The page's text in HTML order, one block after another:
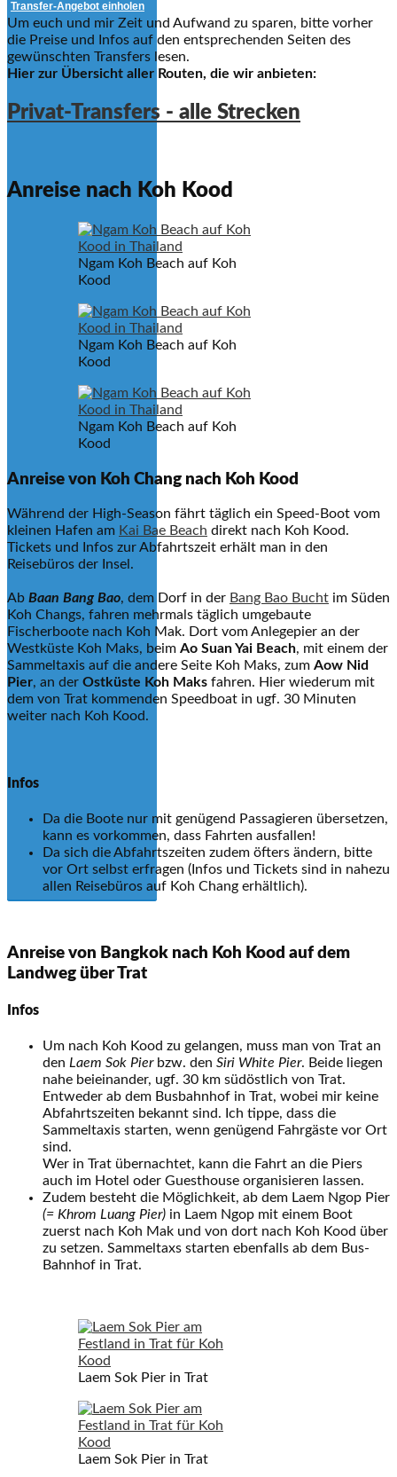
Transfer-Angebot einholen
Um euch und mir Zeit und Aufwand zu sparen, bitte vorher
die Preise und Infos auf den entsprechenden Seiten des
gewünschten Transfers lesen.
Hier zur Übersicht aller Routen, die wir anbieten:
Privat-Transfers - alle Strecken
Anreise nach Koh Kood
Ngam Koh Beach auf Koh
Kood
Ngam Koh Beach auf Koh
Kood
Ngam Koh Beach auf Koh
Kood
Anreise von Koh Chang nach Koh Kood
Während der High-Season fährt täglich ein Speed-Boot vom
kleinen Hafen am Kai Bae Beach direkt nach Koh Kood.
Tickets und Infos zur Abfahrtszeit erhält man in den
Reisebüros der Insel.
Ab Baan Bang Bao, dem Dorf in der Bang Bao Bucht im Süden
Koh Changs, fahren mehrmals täglich umgebaute
Fischerboote nach Koh Mak. Dort vom Anlegepier an der
Westküste Koh Maks, beim Ao Suan Yai Beach, mit einem der
Sammeltaxis auf die andere Seite Koh Maks, zum Aow Nid
Pier, an der Ostküste Koh Maks fahren. Hier wiederum mit
dem von Trat kommenden Speedboat in ugf. 30 Minuten
weiter nach Koh Kood.
Infos
Da die Boote nur mit genügend Passagieren übersetzen,
kann es vorkommen, dass Fahrten ausfallen!
Da sich die Abfahrtszeiten zudem öfters ändern, bitte
vor Ort selbst erfragen (Infos und Tickets sind in nahezu
allen Reisebüros auf Koh Chang erhältlich).
Anreise von Bangkok nach Koh Kood auf dem
Landweg über Trat
Infos
Um nach Koh Kood zu gelangen, muss man von Trat an
den Laem Sok Pierbzw. den Siri White Pier. Beide liegen
nahe beieinander, ugf. 30 km südöstlich von Trat.
Entweder ab dem Busbahnhof in Trat, wobei mir keine
Abfahrtszeiten bekannt sind. Ich tippe, dass die
Sammeltaxis starten, wenn genügend Fahrgäste vor Ort
sind.
Wer in Trat übernachtet, kann die Fahrt an die Piers
auch im Hotel oder Guesthouse organisieren lassen.
Zudem besteht die Möglichkeit, ab dem Laem Ngop Pier
(= Khrom Luang Pier) in Laem Ngop mit einem Boot
zuerst nach Koh Mak und von dort nach Koh Kood über
zu setzen. Sammeltaxs starten ebenfalls ab dem Bus-
Bahnhof in Trat.
Laem Sok Pier in Trat
Laem Sok Pier in Trat